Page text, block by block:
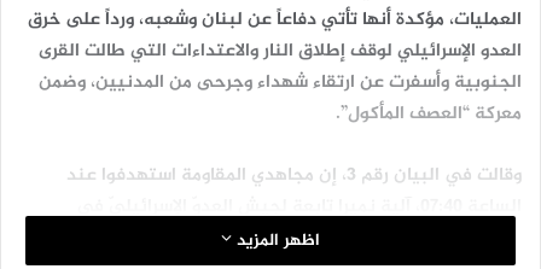
العمليات، مؤكدة أنها تأتي دفاعاً عن لبنان وشعبه، ورداً على خرق
العدو الإسرائيلي لوقف إطلاق النار والاعتداءات التي طالت القرى
الجنوبية وأسفرت عن ارتقاء شهداء وجرحى من المدنيين، وضمن
معركة “العصف المأكول”.
وقالت في البيان رقم 3، إن مجاهدي المقاومة استهدفوا عند
الأطراف الجنوبيّة الشّرقيّة لبلدة زوطر الشّرقية بمحلّقة أبابيل
اظهر المزيد